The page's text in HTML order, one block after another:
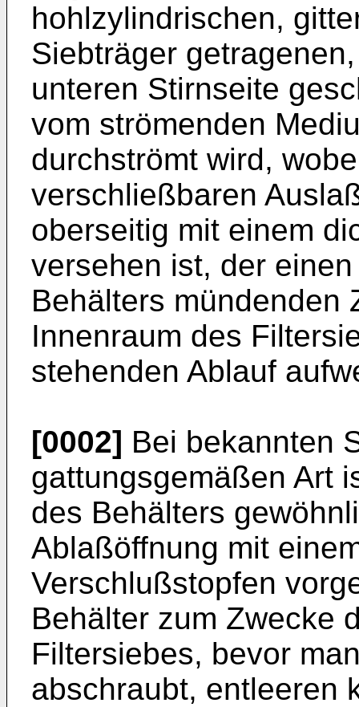
hohlzylindrischen,
Siebträger
unteren Stirnseite
vom strömenden
durchströmt wird,
verschließbaren
oberseitig mit einem
versehen ist, der
Behälters mündenden
Innenraum des
stehenden Ablauf
[0002] Bei bekannten
gattungsgemäßen Art
des Behälters
Ablaßöffnung mit
Verschlußstopfen
Behälter zum Zwecke
Filtersiebes, bevor
abschraubt, entleeren